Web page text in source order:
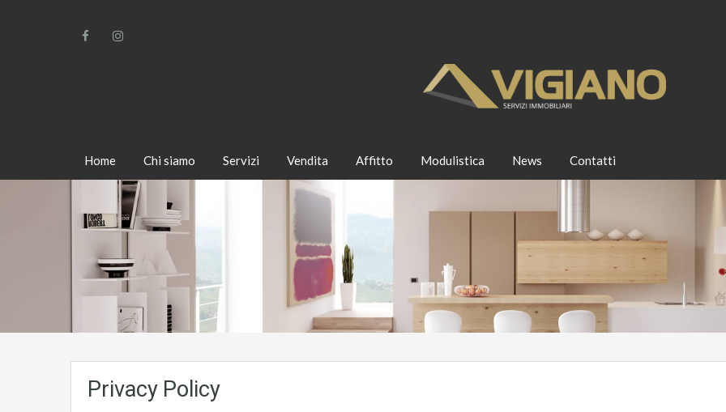
Home Chi siamo Servizi Vendita Affitto Modulistica News Contatti
Privacy Policy